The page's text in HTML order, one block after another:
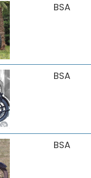
BSA
BSA
BSA